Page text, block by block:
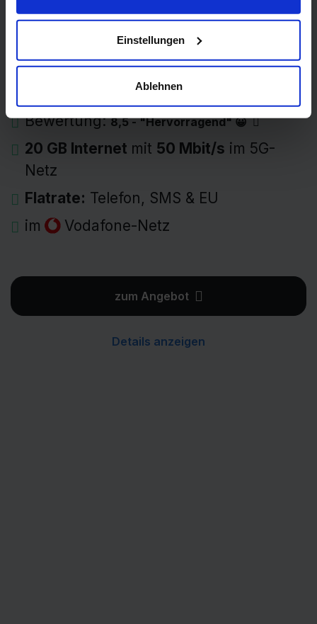
Einstellungen
Ablehnen
Allnet Flat 20 GB
7,99 Euro
Grundgebühr pro Monat →
Bewertung:8,5 - "Hervorragend" 😀
20 GB Internet mit 50 Mbit/s im 5G-
Netz
Flatrate: Telefon, SMS & EU
im
Vodafone-Netz
zum Angebot
Details anzeigen